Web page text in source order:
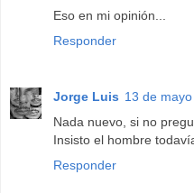
Eso en mi opinión...
Responder
Jorge Luis 13 de
Nada nuevo, si no
Insisto el hombre
Responder